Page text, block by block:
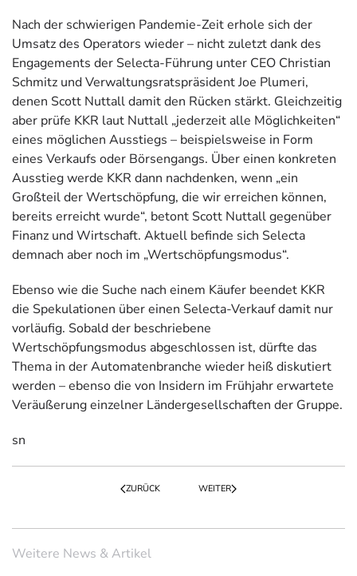
Nach der schwierigen Pandemie-Zeit erhole sich der
Umsatz des Operators wieder – nicht zuletzt dank des
Engagements der Selecta-Führung unter CEO Christian
Schmitz und Verwaltungsratspräsident Joe Plumeri,
denen Scott Nuttall damit den Rücken stärkt. Gleichzeitig
aber prüfe KKR laut Nuttall „jederzeit alle Möglichkeiten“
eines möglichen Ausstiegs – beispielsweise in Form
eines Verkaufs oder Börsengangs. Über einen konkreten
Ausstieg werde KKR dann nachdenken, wenn „ein
Großteil der Wertschöpfung, die wir erreichen können,
bereits erreicht wurde“, betont Scott Nuttall gegenüber
Finanz und Wirtschaft. Aktuell befinde sich Selecta
demnach aber noch im „Wertschöpfungsmodus“.
Ebenso wie die Suche nach einem Käufer beendet KKR
die Spekulationen über einen Selecta-Verkauf damit nur
vorläufig. Sobald der beschriebene
Wertschöpfungsmodus abgeschlossen ist, dürfte das
Thema in der Automatenbranche wieder heiß diskutiert
werden – ebenso die von Insidern im Frühjahr erwartete
Veräußerung einzelner Ländergesellschaften der Gruppe.
sn
ZURÜCK WEITER
Weitere News & Artikel